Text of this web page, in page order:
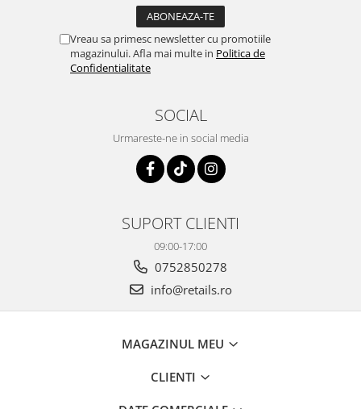
Vreau sa primesc newsletter cu promotiile
magazinului. Afla mai multe in Politica de
Confidentialitate
SOCIAL
Urmareste-ne in social media
SUPORT CLIENTI
09:00-17:00
0752850278
info@retails.ro
MAGAZINUL MEU
CLIENTI